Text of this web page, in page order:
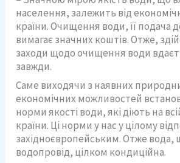
населення, залежить від
країни. Очищення води, її подача
вимагає значних коштів. Отже,
заходи щодо очищення води
завжди.
Саме виходячи з наявних
економічних можливостей
норми якості води, які діють на
країни. Ці норми у нас у цілому
західноєвропейським. Отже вода,
водопровід, цілком кондиційна.